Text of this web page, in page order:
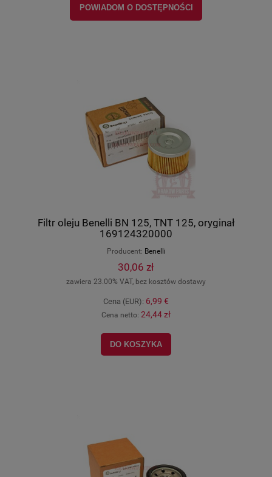
POWIADOM O DOSTĘPNOŚCI
Filtr oleju Benelli BN 125, TNT 125, oryginał
169124320000
Producent: Benelli
30,06 zł
zawiera 23.00% VAT, bez kosztów dostawy
Cena (EUR): 6,99 €
Cena netto: 24,44 zł
DO KOSZYKA